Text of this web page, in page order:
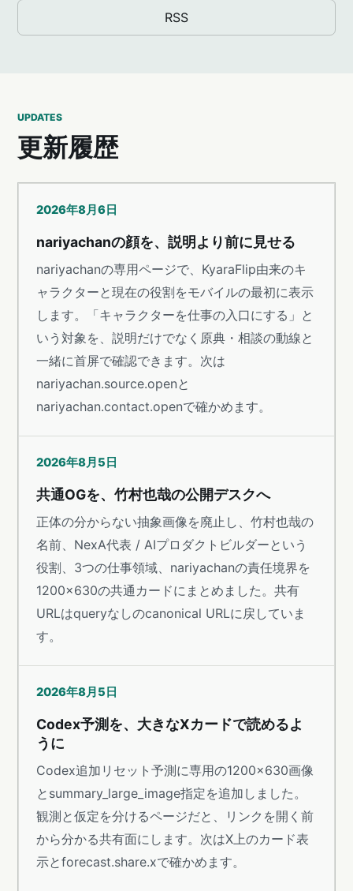
RSS
UPDATES
更新履歴
2026年8月6日
nariyachanの顔を、説明より前に見せる
nariyachanの専用ページで、KyaraFlip由来のキ
ャラクターと現在の役割をモバイルの最初に表示
します。「キャラクターを仕事の入口にする」と
いう対象を、説明だけでなく原典・相談の動線と
一緒に首屏で確認できます。次は
nariyachan.source.openと
nariyachan.contact.openで確かめます。
2026年8月5日
共通OGを、竹村也哉の公開デスクへ
正体の分からない抽象画像を廃止し、竹村也哉の
名前、NexA代表 / AIプロダクトビルダーという
役割、3つの仕事領域、nariyachanの責任境界を
1200×630の共通カードにまとめました。共有
URLはqueryなしのcanonical URLに戻していま
す。
2026年8月5日
Codex予測を、大きなXカードで読めるよ
うに
Codex追加リセット予測に専用の1200×630画像
とsummary_large_image指定を追加しました。
観測と仮定を分けるページだと、リンクを開く前
から分かる共有面にします。次はX上のカード表
示とforecast.share.xで確かめます。